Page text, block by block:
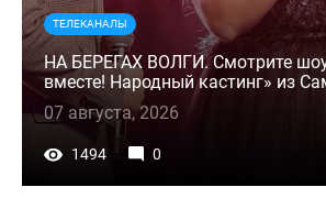
ТЕЛЕКАНАЛЫ
НА БЕРЕГАХ ВОЛГИ. Смотрите
вместе! Народный кастинг» из
07 августа, 2026
1494 0